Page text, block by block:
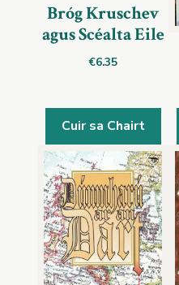
Bróg Kruschev
agus Scéalta Eile
€6.35
Cuir sa Chairt